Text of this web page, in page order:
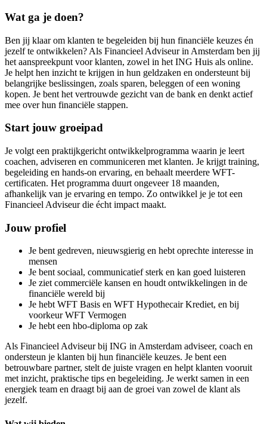
Wat ga je doen?
Ben jij klaar om klanten te begeleiden bij hun financiële keuzes én
jezelf te ontwikkelen? Als Financieel Adviseur in Amsterdam ben jij
het aanspreekpunt voor klanten, zowel in het ING Huis als online.
Je helpt hen inzicht te krijgen in hun geldzaken en ondersteunt bij
belangrijke beslissingen, zoals sparen, beleggen of een woning
kopen. Je bent het vertrouwde gezicht van de bank en denkt actief
mee over hun financiële stappen.
Start jouw groeipad
Je volgt een praktijkgericht ontwikkelprogramma waarin je leert
coachen, adviseren en communiceren met klanten. Je krijgt training,
begeleiding en hands-on ervaring, en behaalt meerdere WFT-
certificaten. Het programma duurt ongeveer 18 maanden,
afhankelijk van je ervaring en tempo. Zo ontwikkel je je tot een
Financieel Adviseur die écht impact maakt.
Jouw profiel
Je bent gedreven, nieuwsgierig en hebt oprechte interesse in
mensen
Je bent sociaal, communicatief sterk en kan goed luisteren
Je ziet commerciële kansen en houdt ontwikkelingen in de
financiële wereld bij
Je hebt WFT Basis en WFT Hypothecair Krediet, en bij
voorkeur WFT Vermogen
Je hebt een hbo-diploma op zak
Als Financieel Adviseur bij ING in Amsterdam adviseer, coach en
ondersteun je klanten bij hun financiële keuzes. Je bent een
betrouwbare partner, stelt de juiste vragen en helpt klanten vooruit
met inzicht, praktische tips en begeleiding. Je werkt samen in een
energiek team en draagt bij aan de groei van zowel de klant als
jezelf.